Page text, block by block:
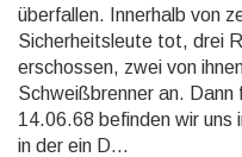
überfallen. Innerhalb von
Sicherheitsleute tot, drei
erschossen, zwei von
Schweißbrenner an.
14.06.68 befinden wir uns
in der ein D...